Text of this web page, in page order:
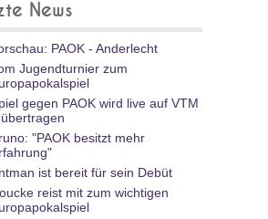
News
PAOK - Anderlecht
Jugendturnier zum
gegen PAOK wird live auf VTM
"PAOK besitzt mehr
ist bereit für sein Debüt
reist mit zum wichtigen